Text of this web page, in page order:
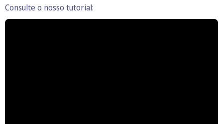
Consulte o nosso tutorial: